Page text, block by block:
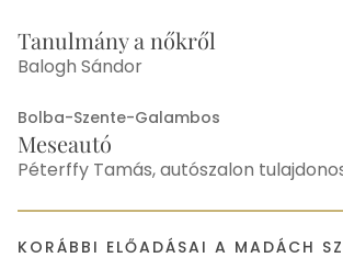
Tanulmány a nőkről
Balogh Sándor
Bolba-Szente-Galambos
Meseautó
Péterffy Tamás, autószalon
KORÁBBI ELŐADÁSAI A MADÁCH